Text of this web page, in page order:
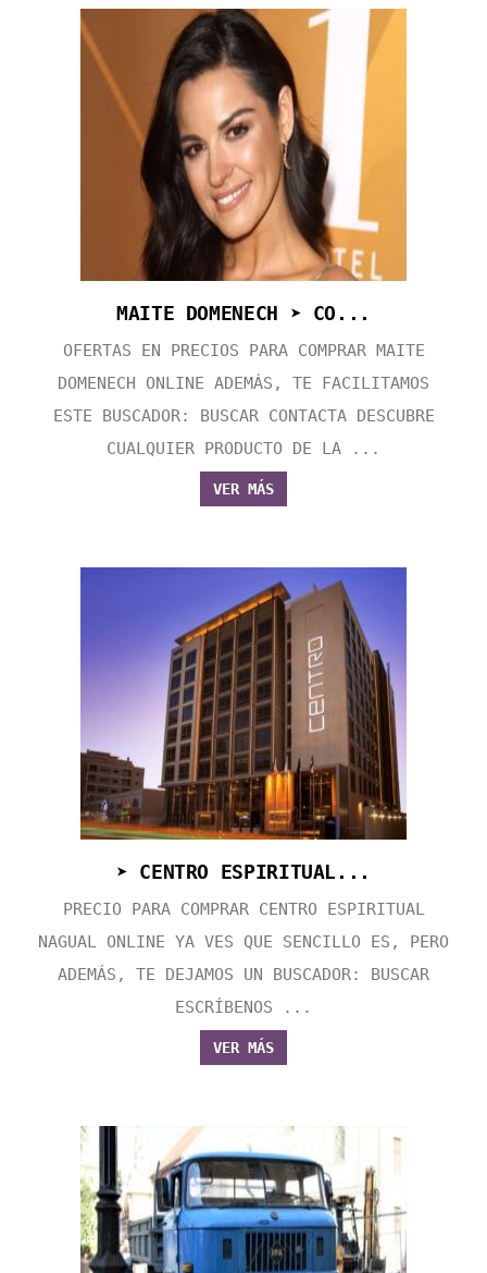
MAITE DOMENECH ➤ CO...
OFERTAS EN PRECIOS PARA COMPRAR MAITE
DOMENECH ONLINE ADEMÁS, TE FACILITAMOS
ESTE BUSCADOR: BUSCAR CONTACTA DESCUBRE
CUALQUIER PRODUCTO DE LA ...
VER MÁS
➤ CENTRO ESPIRITUAL...
PRECIO PARA COMPRAR CENTRO ESPIRITUAL
NAGUAL ONLINE YA VES QUE SENCILLO ES, PERO
ADEMÁS, TE DEJAMOS UN BUSCADOR: BUSCAR
ESCRÍBENOS ...
VER MÁS